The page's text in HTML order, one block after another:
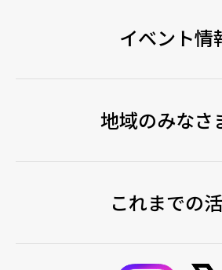
イベント情
地域のみなさ
これまでの